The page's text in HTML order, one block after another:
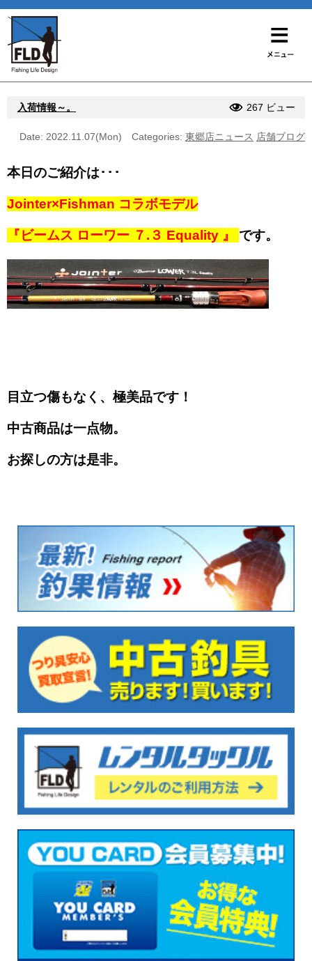
入荷情報～。 267 ビュー
Date: 2022.11.07(Mon) Categories: 東郷店ニュース 店舗ブログ
本日のご紹介は･･･
Jointer×Fishman コラボモデル
『ビームス ローワー ７.３ Equality 』 です。
目立つ傷もなく、極美品です！
中古商品は一点物。
お探しの方は是非。